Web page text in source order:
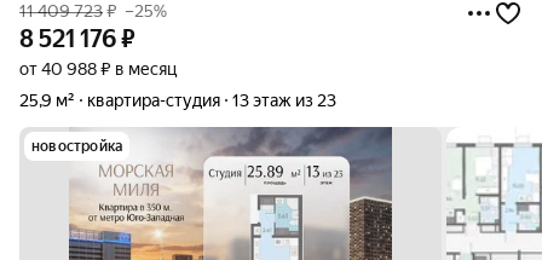
11 409 723₽ –25%
8 521 176₽
от 40 988 ₽ в месяц
25,9 м²
квартира-студия 13 этаж из 23
новостройка